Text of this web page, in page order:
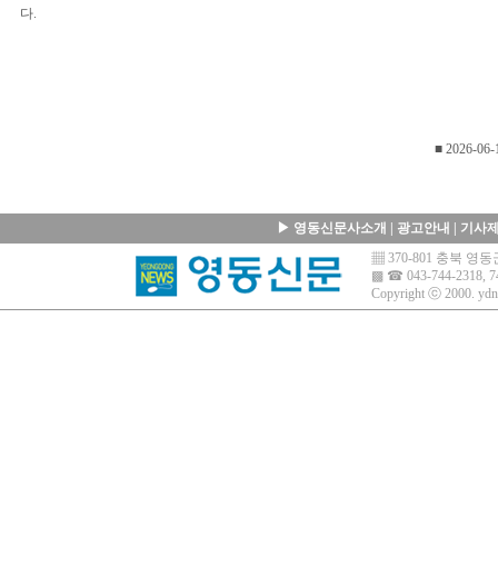
다.
■ 2026-
▶ 영동신문사소개 광고안내
기사
▦ 370-801 충북 영
▩ ☎ 043-744-2318,
Copyright ⓒ 2000.